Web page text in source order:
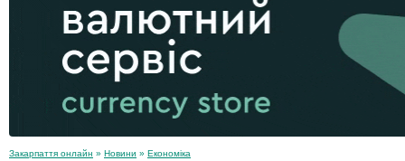
Закарпаття онлайн » Новини » Економіка